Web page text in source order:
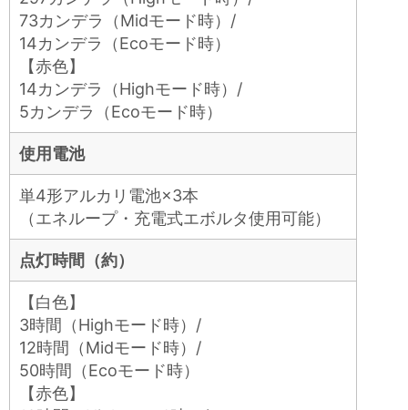
73カンデラ（Midモード時）/
14カンデラ（Ecoモード時）
【赤色】
14カンデラ（Highモード時）/
5カンデラ（Ecoモード時）
使用電池
単4形アルカリ電池×3本
（エネループ・充電式エボルタ使用可能）
点灯時間（約）
【白色】
3時間（Highモード時）/
12時間（Midモード時）/
50時間（Ecoモード時）
【赤色】